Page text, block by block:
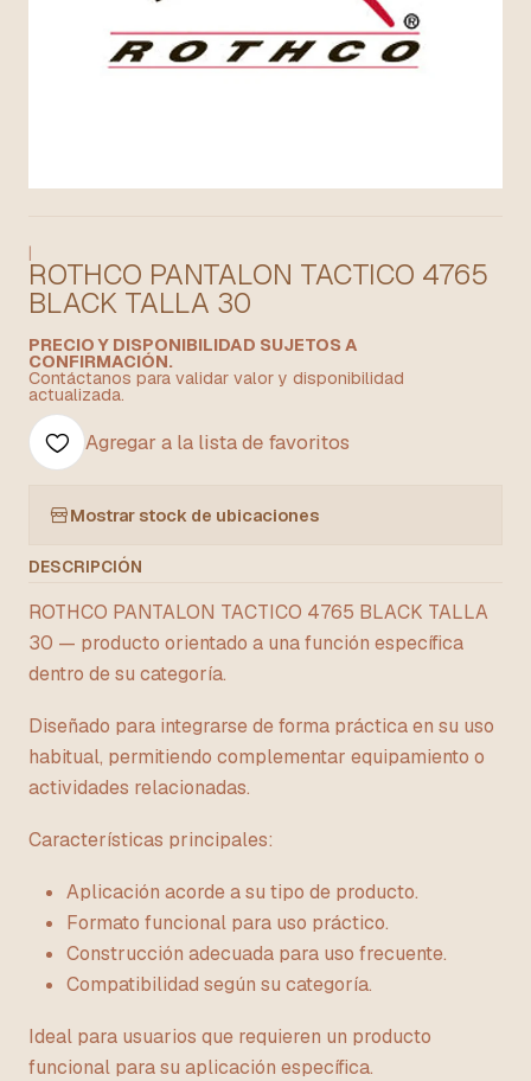
|
ROTHCO PANTALON TACTICO 4765
BLACK TALLA 30
PRECIO Y DISPONIBILIDAD SUJETOS A
CONFIRMACIÓN.
Contáctanos para validar valor y disponibilidad
actualizada.
Agregar a la lista de favoritos
Mostrar stock de ubicaciones
DESCRIPCIÓN
ROTHCO PANTALON TACTICO 4765 BLACK TALLA
30 — producto orientado a una función específica
dentro de su categoría.
Diseñado para integrarse de forma práctica en su uso
habitual, permitiendo complementar equipamiento o
actividades relacionadas.
Características principales:
Aplicación acorde a su tipo de producto.
Formato funcional para uso práctico.
Construcción adecuada para uso frecuente.
Compatibilidad según su categoría.
Ideal para usuarios que requieren un producto
funcional para su aplicación específica.